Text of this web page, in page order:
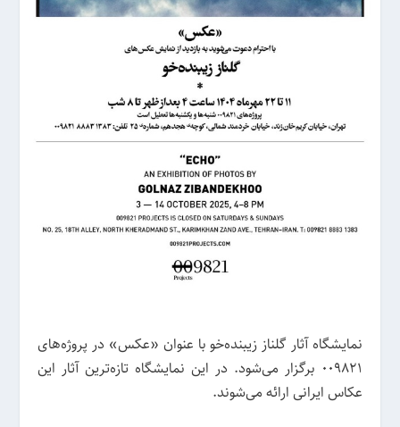
نمایشگاه آثار گلناز زیبنده‌خو با عنوان «عکس» در پروژه‌های
009821 برگزار می‌شود. در این نمایشگاه تازه‌ترین آثار این
عکاس ایرانی ارائه می‌شوند.